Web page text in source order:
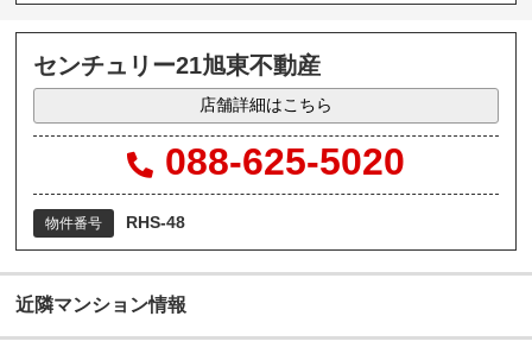
センチュリー21旭東不動産
店舗詳細はこちら
088-625-5020
物件番号 RHS-48
近隣マンション情報